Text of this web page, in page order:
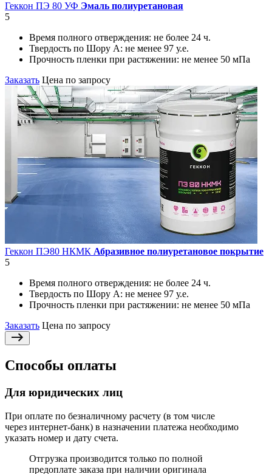
Геккон ПЭ 80 УФ Эмаль полиуретановая
5
Время полного отверждения: не более 24 ч.
Твердость по Шору А: не менее 97 у.е.
Прочность пленки при растяжении: не менее 50 мПа
Заказать Цена по запросу
Геккон ПЭ80 НКМК Абразивное полиуретановое покрытие
5
Время полного отверждения: не более 24 ч.
Твердость по Шору А: не менее 97 у.е.
Прочность пленки при растяжении: не менее 50 мПа
Заказать Цена по запросу
Способы оплаты
Для юридических лиц
При оплате по безналичному расчету (в том числе
через интернет-банк) в назначении платежа необходимо
указать номер и дату счета.
Отгрузка производится только по полной
предоплате заказа при наличии оригинала